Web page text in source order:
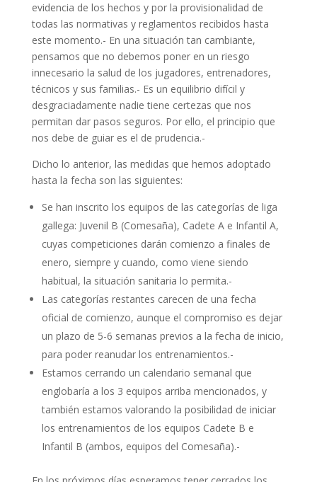
evidencia de los hechos y por la provisionalidad de
todas las normativas y reglamentos recibidos hasta
este momento.- En una situación tan cambiante,
pensamos que no debemos poner en un riesgo
innecesario la salud de los jugadores, entrenadores,
técnicos y sus familias.- Es un equilibrio difícil y
desgraciadamente nadie tiene certezas que nos
permitan dar pasos seguros. Por ello, el principio que
nos debe de guiar es el de prudencia.-
Dicho lo anterior, las medidas que hemos adoptado
hasta la fecha son las siguientes:
Se han inscrito los equipos de las categorías de liga
gallega: Juvenil B (Comesaña), Cadete A e Infantil A,
cuyas competiciones darán comienzo a finales de
enero, siempre y cuando, como viene siendo
habitual, la situación sanitaria lo permita.-
Las categorías restantes carecen de una fecha
oficial de comienzo, aunque el compromiso es dejar
un plazo de 5-6 semanas previos a la fecha de inicio,
para poder reanudar los entrenamientos.-
Estamos cerrando un calendario semanal que
englobaría a los 3 equipos arriba mencionados, y
también estamos valorando la posibilidad de iniciar
los entrenamientos de los equipos Cadete B e
Infantil B (ambos, equipos del Comesaña).-